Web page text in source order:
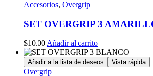
Accesorios, Overgrip
SET OVERGRIP 3
$10.00 Añadir al carrito
Añadir a la lista de deseos Vista rápida
Overgrip